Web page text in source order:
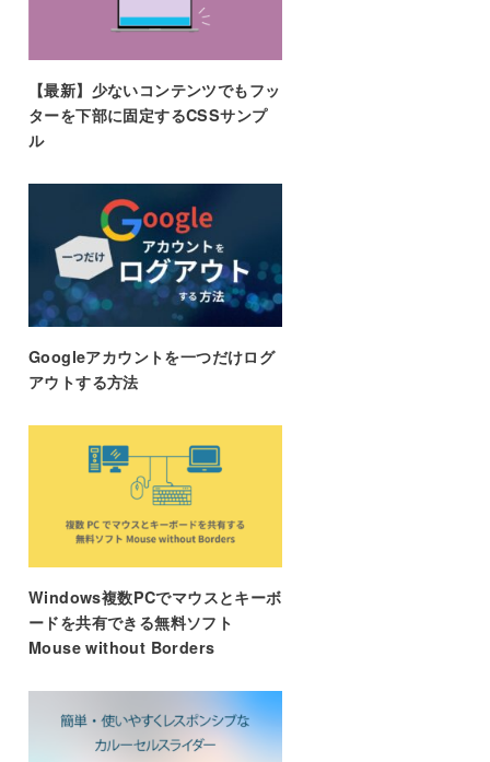
【最新】少ないコンテンツでもフッ
ターを下部に固定するCSSサンプ
ル
Googleアカウントを一つだけログ
アウトする方法
Windows複数PCでマウスとキーボ
ードを共有できる無料ソフト
Mouse without Borders